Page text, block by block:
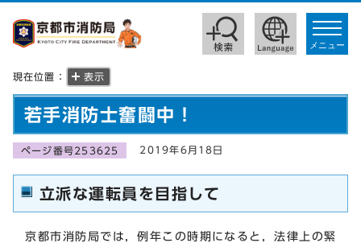
toggle
メニュー
現在位置： 表示
若手消防士奮闘中！
ページ番号253625 2019年6月18日
立派な運転員を目指して
京都市消防局では，例年この時期になると，法律上の緊